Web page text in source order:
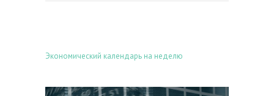
Экономический календарь на неделю